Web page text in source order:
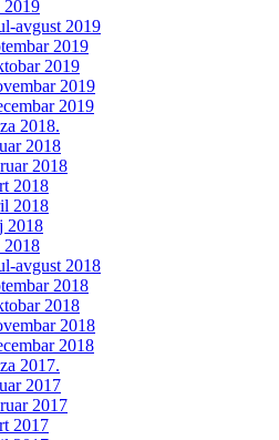
avgust 2019
2019
2019
2019
2019
2018.
2018
2018
2018
2018
2018
avgust 2018
2018
2018
2018
2018
2017.
2017
2017
2017